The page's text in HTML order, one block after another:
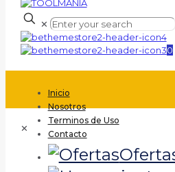
✕
0
Inicio
Nosotros
Terminos de Uso
Contacto
✕